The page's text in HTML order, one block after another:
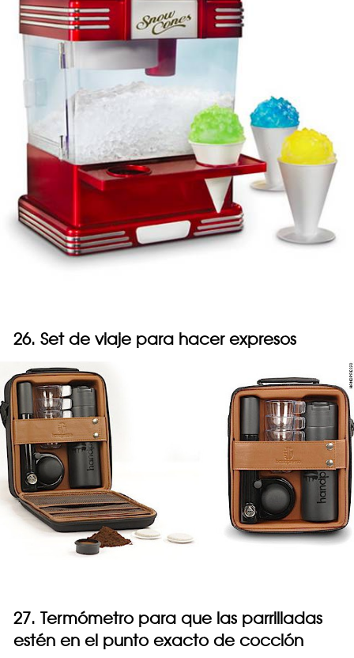
26. Set de viaje para hacer expresos
27. Termómetro para que las parrilladas
estén en el punto exacto de cocción